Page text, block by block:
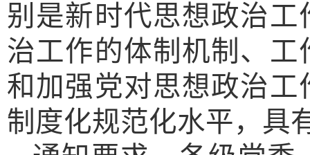
别是新时代思想政治
治工作的体制机制、
和加强党对思想政治
制度化规范化水平，具